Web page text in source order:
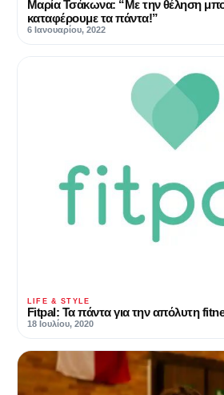
Μαρία Τσάκωνα: “Με την θέληση
καταφέρουμε τα πάντα!”
6 Ιανουαρίου, 2022
LIFE & STYLE
Fitpal: Τα πάντα για την απόλυτη
18 Ιουλίου, 2020